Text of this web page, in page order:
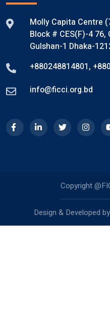
Molly Capita Centre
Block # CES(F)-4 76,
Gulshan-1 Dhaka-
+880248814801,
info@ficci.org.bd
Copyright
Design & Developed by